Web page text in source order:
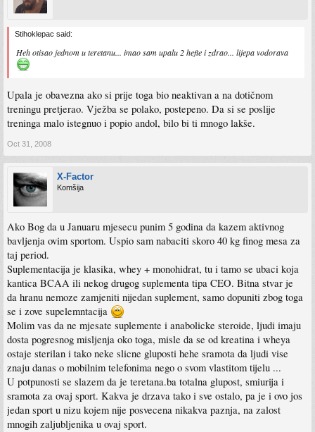
Stihoklepac said:
Heh otisao jednom u teretanu... imao sam upalu 2 hefte i zdrao... lijepa vodorava
Upala je obavezna ako si prije toga bio neaktivan a na dotičnom
treningu pretjerao. Vježba se polako, postepeno. Da si se poslije
treninga malo istegnuo i popio andol, bilo bi ti mnogo lakše.
Oct 31, 2008
X-Factor
Komšija
Ako Bog da u Januaru mjesecu punim 5 godina da kazem aktivnog
bavljenja ovim sportom. Uspio sam nabaciti skoro 40 kg finog mesa za
taj period.
Suplementacija je klasika, whey + monohidrat, tu i tamo se ubaci koja
kantica BCAA ili nekog drugog suplementa tipa CEO. Bitna stvar je
da hranu nemoze zamjeniti nijedan suplement, samo dopuniti zbog toga
se i zove supelemntacija
Molim vas da ne mjesate suplemente i anabolicke steroide, ljudi imaju
dosta pogresnog misljenja oko toga, misle da se od kreatina i wheya
ostaje sterilan i tako neke slicne gluposti hehe sramota da ljudi vise
znaju danas o mobilnim telefonima nego o svom vlastitom tijelu ...
U potpunosti se slazem da je teretana.ba totalna glupost, smiurija i
sramota za ovaj sport. Kakva je drzava tako i sve ostalo, pa je i ovo jos
jedan sport u nizu kojem nije posvecena nikakva paznja, na zalost
mnogih zaljubljenika u ovaj sport.